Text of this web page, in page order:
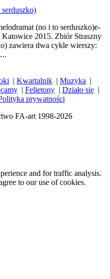
(no i to serduszko)e-
2015. Zbiór Straszny
zawiera dwa cykle wierszy:
| Kwartalnik | Muzyka |
| Felietony | Działo się |
prywatności
FA-art 1998-2026
and for traffic analysis.
to our use of cookies.